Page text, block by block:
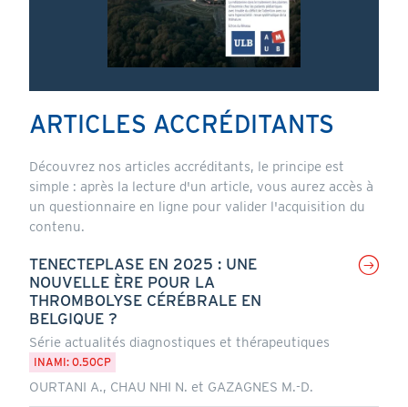
ARTICLES ACCRÉDITANTS
Découvrez nos articles accréditants, le principe est
simple : après la lecture d'un article, vous aurez accès à
un questionnaire en ligne pour valider l'acquisition du
contenu.
TENECTEPLASE EN 2025 : UNE
NOUVELLE ÈRE POUR LA
THROMBOLYSE CÉRÉBRALE EN
BELGIQUE ?
Série actualités diagnostiques et thérapeutiques
INAMI: 0.50CP
OURTANI A., CHAU NHI N. et GAZAGNES M.-D.